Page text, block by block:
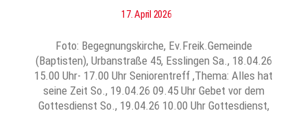
17. April 2026
Foto: Begegnungskirche, Ev.Freik.Gemeinde
(Baptisten), Urbanstraße 45, Esslingen Sa., 18.04.26
15.00 Uhr- 17.00 Uhr Seniorentreff ,Thema: Alles hat
seine Zeit So., 19.04.26 09.45 Uhr Gebet vor dem
Gottesdienst So., 19.04.26 10.00 Uhr Gottesdienst,